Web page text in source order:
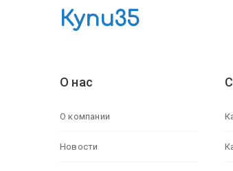
Купи35
О нас
О компании
Новости